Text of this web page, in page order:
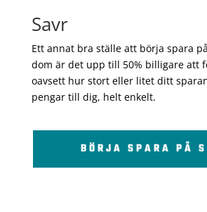
Savr
Ett annat bra ställe att börja spara
dom är det upp till 50% billigare att
oavsett hur stort eller litet ditt
pengar till dig, helt enkelt.
BÖRJA SPARA PÅ